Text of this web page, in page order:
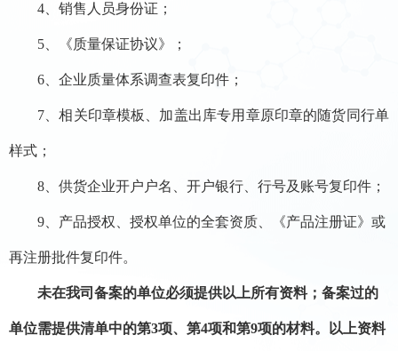
4、销售人员身份证；
5、《质量保证协议》；
6、企业质量体系调查表复印件；
7、相关印章模板、加盖出库专用章原印章的随货同行单
样式；
8、供货企业开户户名、开户银行 、行号及账号复印件；
9、产品授权、授权单位的全套资质、《产品注册证》或
再注册批件复印件。
未在我司备案的单位必须提供以上所有资料；备案过的
单位需提供清单中的第3项、第4项和第9项的材料。 以上资料